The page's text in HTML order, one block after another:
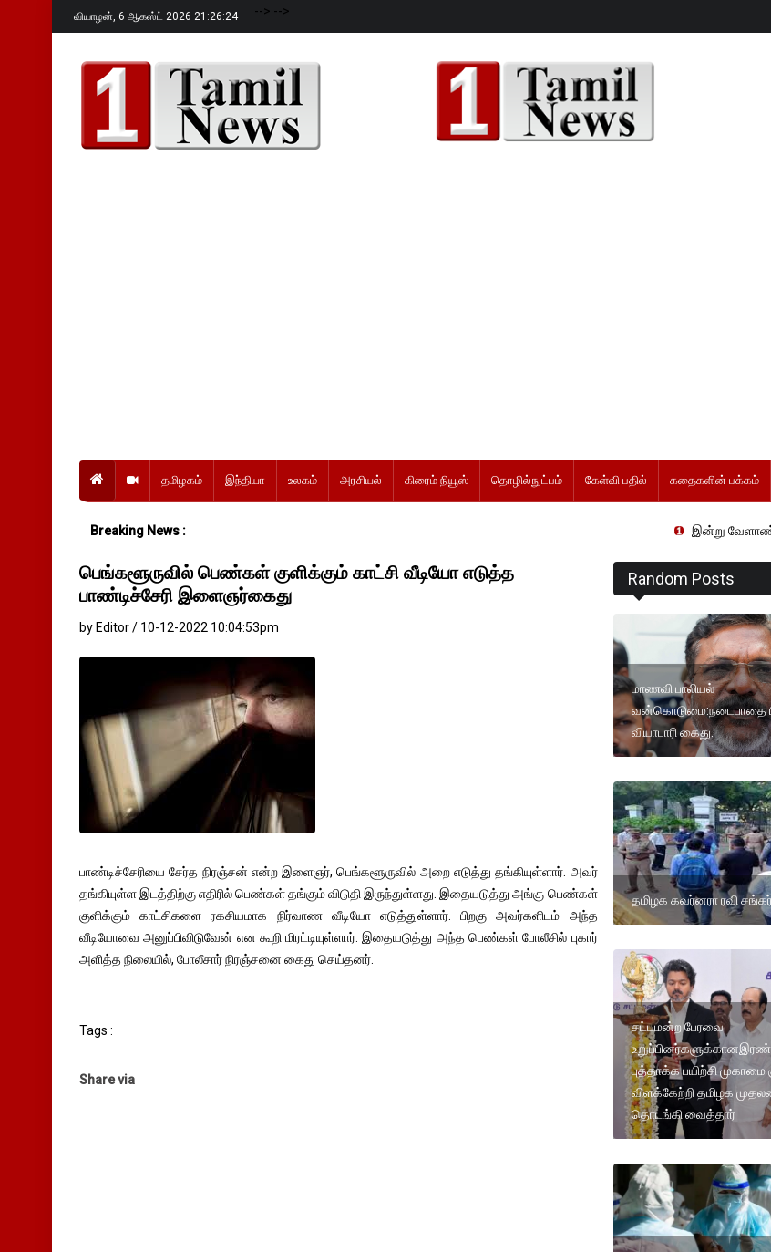
வியாழன், 6 ஆகஸ்ட் 2026 21:26:25 --> -->
தமிழகம் இந்தியா உலகம் அரசியல் கிரைம் நியூஸ் தொழில்நுட்பம் கேள்வி பதில் கதைகளின் பக்கம்
Breaking News : இன்று வேளாண் நிதிநிலை
பெங்களூருவில் பெண்கள் குளிக்கும் காட்சி வீடியோ எடுத்த
பாண்டிச்சேரி இளைஞர்கைது
by Editor / 10-12-2022 10:04:53pm
பாண்டிச்சேரியை சேர்த நிரஞ்சன் என்ற இளைஞர், பெங்களூருவில் அறை எடுத்து தங்கியுள்ளார். அவர்
தங்கியுள்ள இடத்திற்கு எதிரில் பெண்கள் தங்கும் விடுதி இருந்துள்ளது. இதையடுத்து அங்கு பெண்கள்
குளிக்கும் காட்சிகளை ரகசியமாக நிர்வாண வீடியோ எடுத்துள்ளார். பிறகு அவர்களிடம் அந்த
வீடியோவை அனுப்பிவிடுவேன் என கூறி மிரட்டியுள்ளார். இதையடுத்து அந்த பெண்கள் போலீசில் புகார்
அளித்த நிலையில், போலீசார் நிரஞ்சனை கைது செய்தனர்.
Tags :
Share via
Random Posts
மாணவி பாலியல்
வன்கொடுமை:நடைபாதை
வியாபாரி கைது.
தமிழக கவர்னரா ரவி சங்கர்
சட்டமன்ற பேரவை
புத்தாக்க பயிற்சி முகாமை
விளக்கேற்றி தமிழக
தொடங்கி வைத்தார்